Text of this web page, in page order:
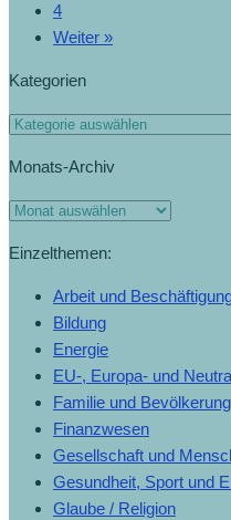
4
Weiter »
Kategorien
Monats-Archiv
Einzelthemen:
Arbeit und
Bildung
Energie
EU-, Europa- und
Familie und Bevölkerung
Finanzwesen
Gesellschaft und
Gesundheit, Sport und
Glaube / Religion